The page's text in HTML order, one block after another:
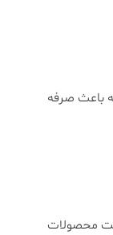
باعث صرفه
محصولات